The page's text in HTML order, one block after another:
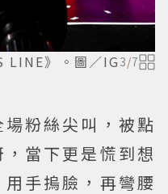
LINE》。圖／IG 3/7
粉絲尖叫，被點
當下更是慌到想
手摀臉，再彎腰